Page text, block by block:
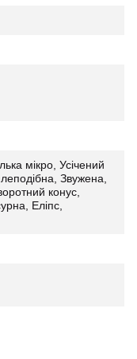
мікро, Усічений
Звужена,
конус,
Еліпс,